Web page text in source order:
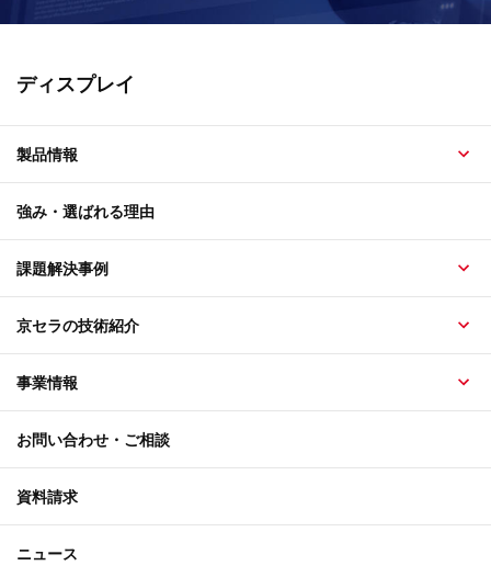
ディスプレイ
製品情報
強み・選ばれる理由
課題解決事例
京セラの技術紹介
事業情報
お問い合わせ・ご相談
資料請求
ニュース